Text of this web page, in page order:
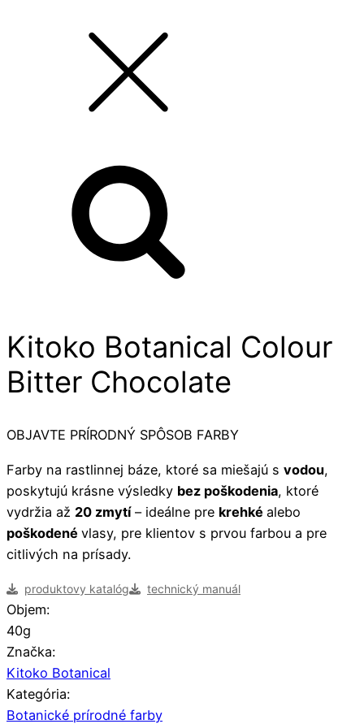
Kitoko Botanical Colour
Bitter Chocolate
OBJAVTE PRÍRODNÝ SPÔSOB FARBY
Farby na rastlinnej báze, ktoré sa miešajú s vodou,
poskytujú krásne výsledky bez poškodenia, ktoré
vydržia až 20 zmytí– ideálne pre krehké alebo
poškodené vlasy, pre klientov s prvou farbou a pre
citlivých na prísady.
produktovy katalóg technický manuál
Objem:
40g
Značka:
Kitoko Botanical
Kategória:
Botanické prírodné farby